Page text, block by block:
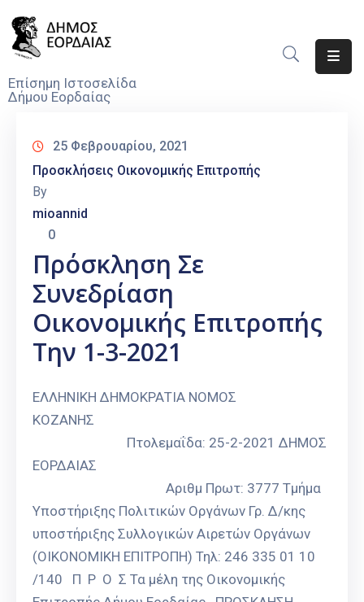
Επίσημη Ιστοσελίδα
Δήμου Εορδαίας
Νέα
Υπηρεσίες
Του
Δήμου
Προσκλήσεις
Αποφάσεις
Τηλέφωνα
25 Φεβρουαρίου, 2021
Προσκλήσεις Οικονομικής Επιτροπής
By
mioannid
0
Πρόσκληση Σε
Συνεδρίαση
Οικονομικής Επιτροπής
Την 1-3-2021
ΕΛΛΗΝΙΚΗ ΔΗΜΟΚΡΑΤΙΑ ΝΟΜΟΣ
ΚΟΖΑΝΗΣ
Πτολεμαΐδα: 25-2-2021 ΔΗΜΟΣ
ΕΟΡΔΑΙΑΣ
Αριθμ Πρωτ: 3777 Τμήμα
Υποστήριξης Πολιτικών Οργάνων Γρ. Δ/κης
υποστήριξης Συλλογικών Αιρετών Οργάνων
(ΟΙΚΟΝΟΜΙΚΗ ΕΠΙΤΡΟΠΗ) Τηλ: 246 335 01 10
/140 Π Ρ Ο Σ Τα μέλη της Οικονομικής